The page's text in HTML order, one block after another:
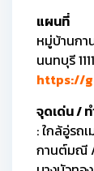
แผนที่
หมู่บ้านก
นนทบุรี
https://
จุดเด่น /
: ใกล้อู่รถ
กานต์มณี /